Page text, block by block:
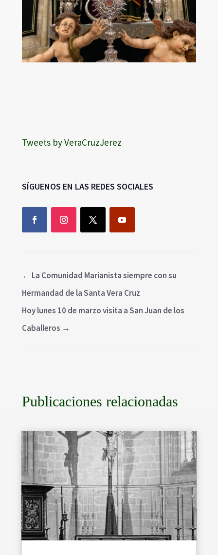
Tweets by VeraCruzJerez
SÍGUENOS EN LAS REDES SOCIALES
← La Comunidad Marianista siempre con su
Hermandad de la Santa Vera Cruz
Hoy lunes 10 de marzo visita a San Juan de los
Caballeros →
Publicaciones relacionadas